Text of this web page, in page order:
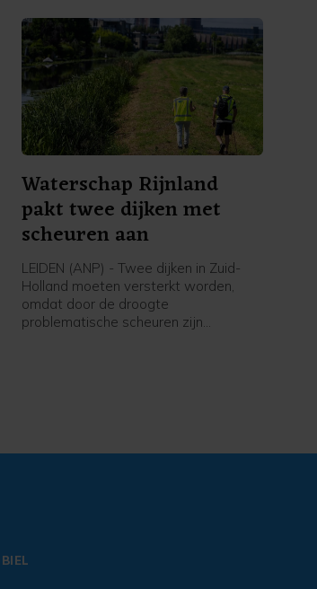
Waterschap Rijnland
pakt twee dijken met
scheuren aan
LEIDEN (ANP) - Twee dijken in Zuid-
Holland moeten versterkt worden,
omdat door de droogte
problematische scheuren zijn